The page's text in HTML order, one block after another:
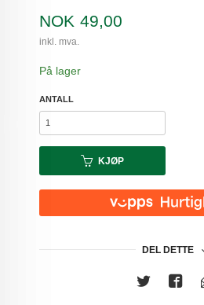
Pris
NOK 49,00
inkl. mva.
På lager
ANTALL
KJØP
DEL DETTE